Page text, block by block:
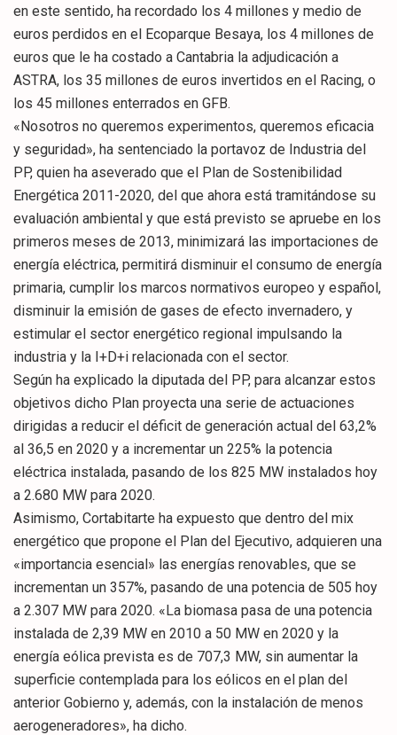
en este sentido, ha recordado los 4 millones y medio de
euros perdidos en el Ecoparque Besaya, los 4 millones de
euros que le ha costado a Cantabria la adjudicación a
ASTRA, los 35 millones de euros invertidos en el Racing, o
los 45 millones enterrados en GFB.
«Nosotros no queremos experimentos, queremos eficacia
y seguridad», ha sentenciado la portavoz de Industria del
PP, quien ha aseverado que el Plan de Sostenibilidad
Energética 2011-2020, del que ahora está tramitándose su
evaluación ambiental y que está previsto se apruebe en los
primeros meses de 2013, minimizará las importaciones de
energía eléctrica, permitirá disminuir el consumo de energía
primaria, cumplir los marcos normativos europeo y español,
disminuir la emisión de gases de efecto invernadero, y
estimular el sector energético regional impulsando la
industria y la I+D+i relacionada con el sector.
Según ha explicado la diputada del PP, para alcanzar estos
objetivos dicho Plan proyecta una serie de actuaciones
dirigidas a reducir el déficit de generación actual del 63,2%
al 36,5 en 2020 y a incrementar un 225% la potencia
eléctrica instalada, pasando de los 825 MW instalados hoy
a 2.680 MW para 2020.
Asimismo, Cortabitarte ha expuesto que dentro del mix
energético que propone el Plan del Ejecutivo, adquieren una
«importancia esencial» las energías renovables, que se
incrementan un 357%, pasando de una potencia de 505 hoy
a 2.307 MW para 2020. «La biomasa pasa de una potencia
instalada de 2,39 MW en 2010 a 50 MW en 2020 y la
energía eólica prevista es de 707,3 MW, sin aumentar la
superficie contemplada para los eólicos en el plan del
anterior Gobierno y, además, con la instalación de menos
aerogeneradores», ha dicho.